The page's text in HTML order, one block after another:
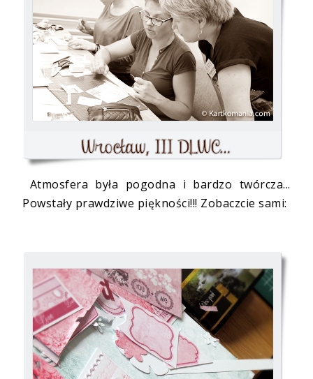
Atmosfera była pogodna i bardzo twórcza...
Powstały prawdziwe piękności!!! Zobaczcie sami: